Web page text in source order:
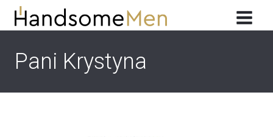
Przeskocz
Pani Krystyna